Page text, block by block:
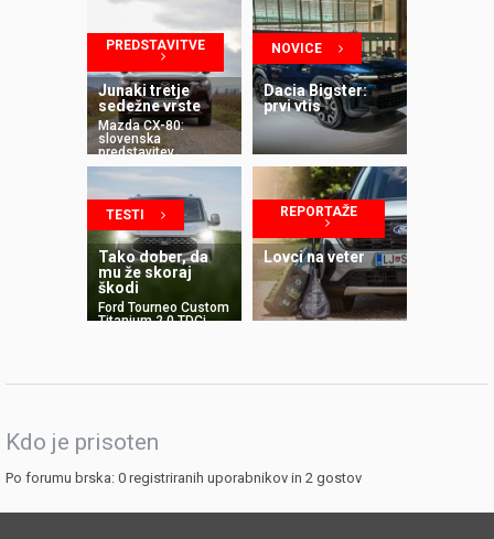
PREDSTAVITVE
Junaki tretje
sedežne vrste
Mazda CX-80:
slovenska
predstavitev
NOVICE
Dacia Bigster:
prvi vtis
TESTI
Tako dober, da
mu že skoraj
škodi
Ford Tourneo Custom
Titanium 2.0 TDCi
REPORTAŽE
Lovci na veter
Kdo je prisoten
Po forumu brska: 0 registriranih uporabnikov in 2 gostov